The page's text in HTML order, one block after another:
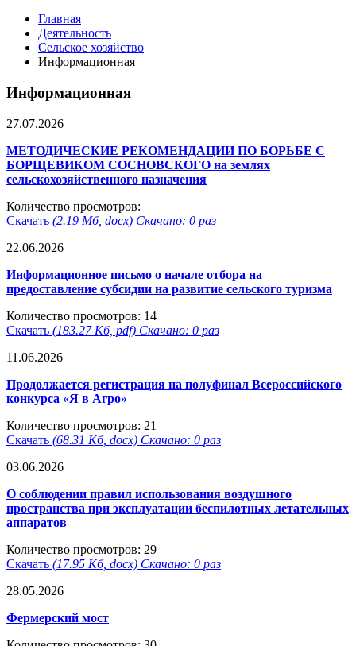
Главная
Деятельность
Сельское хозяйство
Информационная
Информационная
27.07.2026
МЕТОДИЧЕСКИЕ РЕКОМЕНДАЦИИ ПО БОРЬБЕ С
БОРЩЕВИКОМ СОСНОВСКОГО на землях
сельскохозяйственного назначения
Количество просмотров:
Скачать (2.19 Мб, docx) Скачано: 0 раз
22.06.2026
Информационное письмо о начале отбора на
предоставление субсидии на развитие сельского туризма
Количество просмотров: 14
Скачать (183.27 Кб, pdf) Скачано: 0 раз
11.06.2026
Продолжается регистрация на полуфинал Всероссийского
конкурса «Я в Агро»
Количество просмотров: 21
Скачать (68.31 Кб, docx) Скачано: 0 раз
03.06.2026
О соблюдении правил использования воздушного
пространства при эксплуатации беспилотных летательных
аппаратов
Количество просмотров: 29
Скачать (17.95 Кб, docx) Скачано: 0 раз
28.05.2026
Фермерский мост